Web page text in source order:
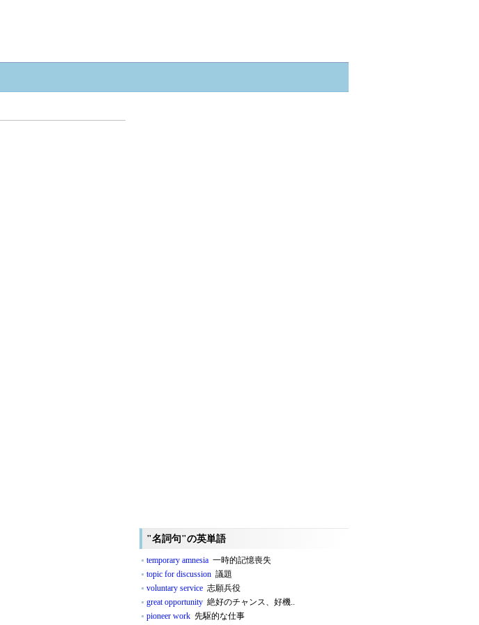
"名詞句"の英単語
temporary amnesia 一時的記憶喪失
topic for discussion 議題
voluntary service 志願兵役
great opportunity 絶好のチャンス、好機..
pioneer work 先駆的な仕事